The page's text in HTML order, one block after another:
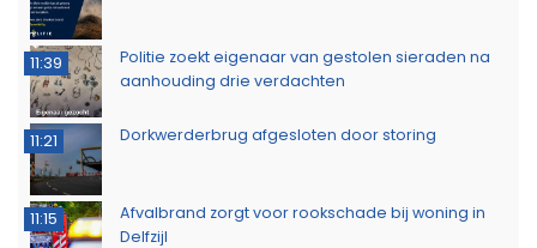
11:39
Politie zoekt eigenaar van gestolen sieraden na
aanhouding drie verdachten
11:21 Dorkwerderbrug afgesloten door storing
11:15
Afvalbrand zorgt voor rookschade bij woning in
Delfzijl